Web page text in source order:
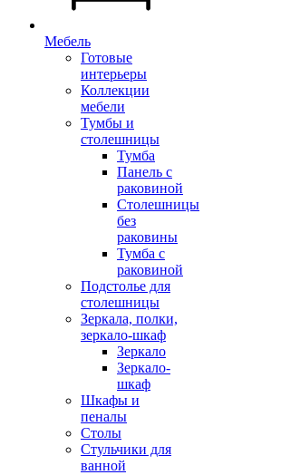
Мебель
Готовые
интерьеры
Коллекции
мебели
Тумбы и
столешницы
Тумба
Панель с
раковиной
Столешницы
без
раковины
Тумба с
раковиной
Подстолье для
столешницы
Зеркала, полки,
зеркало-шкаф
Зеркало
Зеркало-
шкаф
Шкафы и
пеналы
Столы
Стульчики для
ванной